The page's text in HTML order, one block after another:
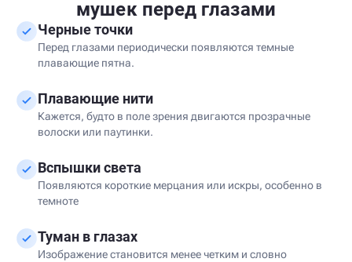
мушек перед глазами
Черные точки
Перед глазами периодически появляются темные
плавающие пятна.
Плавающие нити
Кажется, будто в поле зрения двигаются прозрачные
волоски или паутинки.
Вспышки света
Появляются короткие мерцания или искры, особенно в
темноте
Туман в глазах
Изображение становится менее четким и словно